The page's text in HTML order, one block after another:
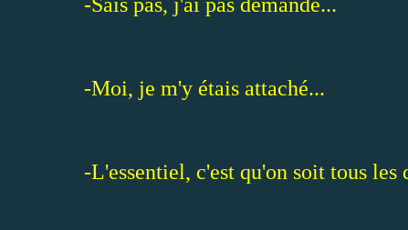
-Moi, je m'y étais attaché...
-L'essentiel, c'est qu'on soit tous les